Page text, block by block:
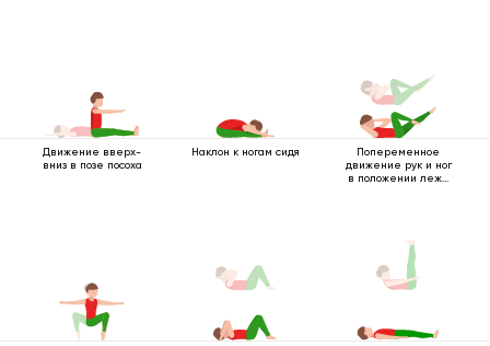
Движение вверх-
вниз в позе посоха
Наклон к ногам сидя
Попеременное
движение рук и ног
в положении лежа